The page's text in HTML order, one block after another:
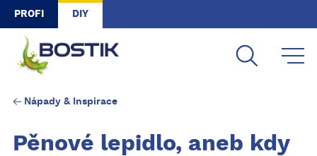
Skip to main content
PROFI DIY
Nápady & Inspirace
Pěnové lepidlo, aneb kdy